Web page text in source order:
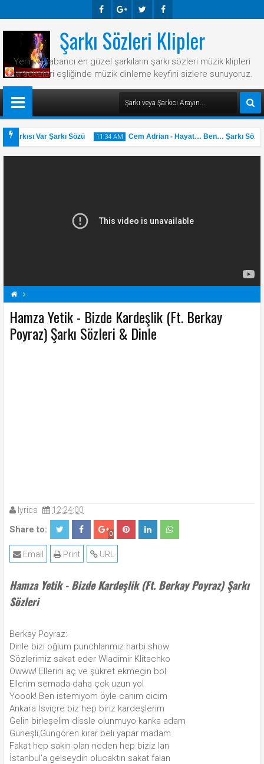
Ook E-
Plus
R Ook
Şarkı Sözleri Klipler
Yerli ve yabancı en güzel şarkıların şarkı sözleri müzik klipleri
karaokeleri eşliğinde müzik dinleme keyfini sizlere sunuyoruz.
Var Şarkı Sözü 11:34 AM
31 May
2025
Cem Adrian - Hayat… Ben… Şarkı Sözü
Bizde Kardeşlik (Ft. Berkay Poyraz) Şarkı Sözleri
Hamza Yetik Şarkı Sözleri
Şarkı Sözleri
Hamza Yetik - Bizde Kardeşlik (Ft. Berkay
Poyraz) Şarkı Sözleri & Dinle
lyrics 12:24:00
Share to: 0
URL
Print
Email
Hamza Yetik - Bizde Kardeşlik (Ft. Berkay Poyraz) Şarkı
Sözleri
Berkay Poyraz:
Dinle bizi oğlum punchlarımız harbi show
Sözlerimiz sakat eder Wladimir Klitschko
Owww! Ellerini aç ve şükret ekmegin bol
Ellerim semada daha çok uzun yol
Yoook! Ben istemiyom öyle canım cicim
Ankara İsviçre biz hep biriz kardeşlerim
Gelin birleşelim dissle olunmuyo kanka adam
Güneşli,Güngören kırar beli yapar madam
Fakat hep sakin olan neden hep biziz lan
İstanbul'a gelseydin olucaktın sakat falan